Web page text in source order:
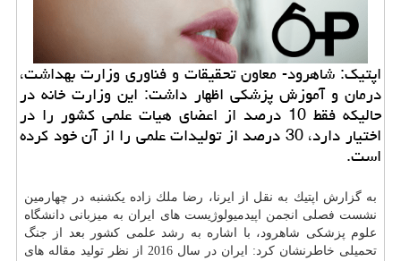
اپتیك: شاهرود- معاون تحقیقات و فناوری وزارت بهداشت،
درمان و آموزش پزشكی اظهار داشت: این وزارت خانه در
حالیكه فقط 10 درصد از اعضای هیات علمی كشور را در
اختیار دارد، 30 درصد از تولیدات علمی را از آن خود كرده
است.
به گزارش اپتیك به نقل از ایرنا، رضا ملك زاده یكشنبه در چهارمین
نشست فصلی انجمن اپیدمیولوژیست های ایران به میزبانی دانشگاه
علوم پزشكی شاهرود، با اشاره به رشد علمی كشور بعد از جنگ
تحمیلی خاطرنشان كرد: ایران در سال 2016 از نظر تولید مقاله های